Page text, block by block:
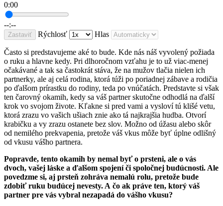
0:00
--:--
Zastaviť Rýchlosť Hlas
Často si predstavujeme aké to bude. Kde nás náš vyvolený požiada
o ruku a hlavne kedy. Pri dlhoročnom vzťahu je to už viac-menej
očakávané a tak sa častokrát stáva, že na mužov tlačia nielen ich
partnerky, ale aj celá rodina, ktorá túži po poriadnej zábave a rodičia
po ďalšom prírastku do rodiny, teda po vnúčatách. Predstavte si však
ten čarovný okamih, kedy sa váš partner skutočne odhodlá na ďalší
krok vo svojom živote. Kľakne si pred vami a vysloví tú klišé vetu,
ktorá zrazu vo vašich ušiach znie ako tá najkrajšia hudba. Otvorí
krabičku a vy zrazu ostanete bez slov. Možno od úžasu alebo skôr
od nemilého prekvapenia, pretože váš vkus môže byť úplne odlišný
od vkusu vášho partnera.
Popravde, tento okamih by nemal byť o prsteni, ale o vás
dvoch, vašej láske a ďalšom spojení či spoločnej budúcnosti. Ale
povedzme si, aj prsteň zohráva nemalú rolu, pretože bude
zdobiť ruku budúcej nevesty. A čo ak práve ten, ktorý váš
partner pre vás vybral nezapadá do vášho vkusu?